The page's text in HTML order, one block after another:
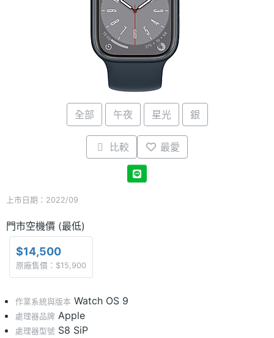
全部 午夜 星光 銀
比較 最愛
上市日期：2022/09
門市空機價 (最低)
$14,500
原廠售價：$15,900
作業系統與版本 Watch OS 9
處理器品牌 Apple
處理器型號 S8 SiP